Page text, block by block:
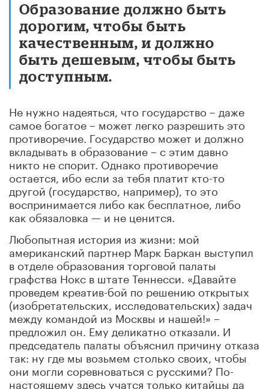
Образование должно быть
дорогим, чтобы быть
качественным, и должно
быть дешевым, чтобы быть
доступным.
Не нужно надеяться, что государство – даже
самое богатое – может легко разрешить это
противоречие. Государство может и должно
вкладывать в образование – с этим давно
никто не спорит. Однако противоречие
остается, ибо если за тебя платит кто-то
другой (государство, например), то это
воспринимается либо как бесплатное, либо
как обязаловка — и не ценится.
Любопытная история из жизни: мой
американский партнер Марк Баркан выступил
в отделе образования торговой палаты
графства Нокс в штате Теннесси. «Давайте
проведем креатив-бой по решению открытых
(изобретательских, исследовательских) задач
между командой из Москвы и нашей!» –
предложил он. Ему деликатно отказали. И
председатель палаты объяснил причину отказа
так: ну где мы возьмем столько своих, чтобы
они могли соревноваться с русскими? По-
настоящему здесь учатся только китайцы да